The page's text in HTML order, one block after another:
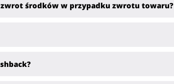
zwrot środków w przypadku zwrotu towaru?